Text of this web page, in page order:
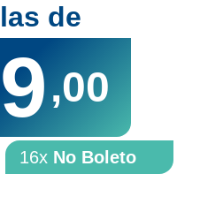
de
,00
16x No Boleto